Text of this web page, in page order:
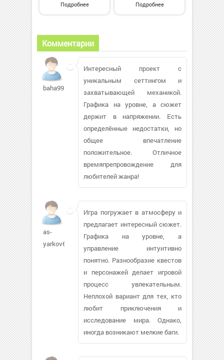
Подробнее Подробнее
Комментарии
baha9951338
Интересный проект с
уникальным сеттингом и
захватывающей механикой.
Графика на уровне, а сюжет
держит в напряжении. Есть
определённые недостатки, но
общее впечатление
положительное. Отличное
времяпрепровождение для
любителей жанра!
as-
yarkov690
Игра погружает в атмосферу и
предлагает интересный сюжет.
Графика на уровне, а
управление интуитивно
понятно. Разнообразие квестов
и персонажей делает игровой
процесс увлекательным.
Неплохой вариант для тех, кто
любит приключения и
исследование мира. Однако,
иногда возникают мелкие баги.